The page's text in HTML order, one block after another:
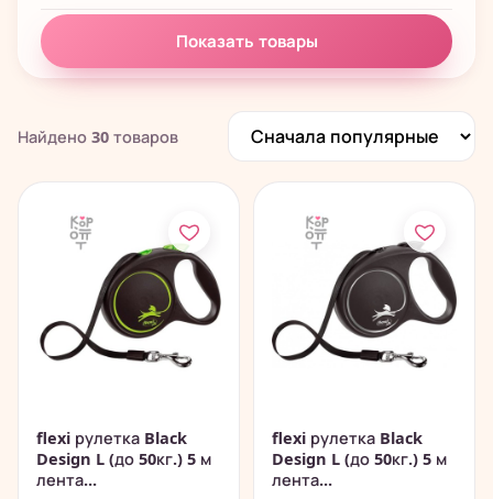
Показать товары
Найдено 30 товаров
flexi рулетка Black
Design L (до 50кг.) 5 м
лента...
flexi рулетка Black
Design L (до 50кг.) 5 м
лента...